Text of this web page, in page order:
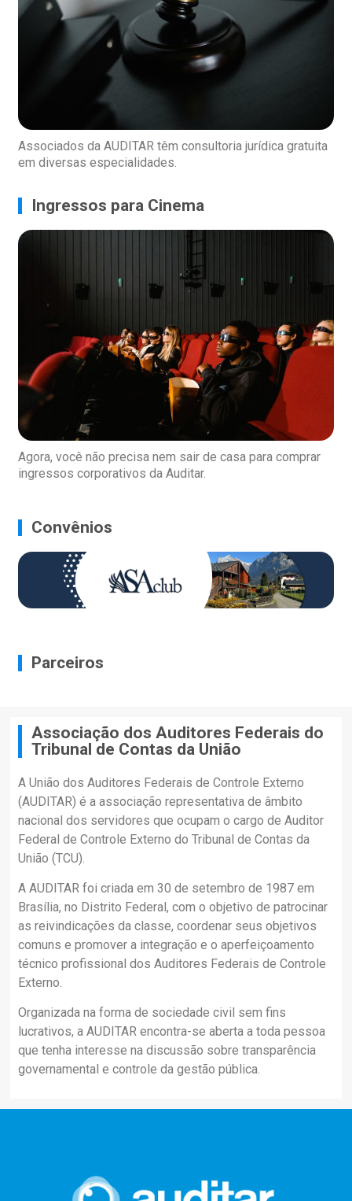
Associados da AUDITAR têm consultoria jurídica gratuita
em diversas especialidades.
Ingressos para Cinema
Agora, você não precisa nem sair de casa para comprar
ingressos corporativos da Auditar.
Convênios
Parceiros
Associação dos Auditores Federais do
Tribunal de Contas da União
A União dos Auditores Federais de Controle Externo
(AUDITAR) é a associação representativa de âmbito
nacional dos servidores que ocupam o cargo de Auditor
Federal de Controle Externo do Tribunal de Contas da
União (TCU).
A AUDITAR foi criada em 30 de setembro de 1987 em
Brasília, no Distrito Federal, com o objetivo de patrocinar
as reivindicações da classe, coordenar seus objetivos
comuns e promover a integração e o aperfeiçoamento
técnico profissional dos Auditores Federais de Controle
Externo.
Organizada na forma de sociedade civil sem fins
lucrativos, a AUDITAR encontra-se aberta a toda pessoa
que tenha interesse na discussão sobre transparência
governamental e controle da gestão pública.